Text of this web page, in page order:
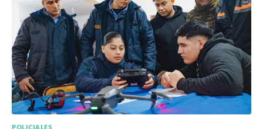
POLICIALES